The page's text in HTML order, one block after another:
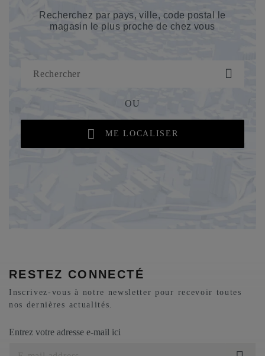
Recherchez par pays, ville, code postal le
magasin le plus proche de chez vous
OU
ME LOCALISER
RESTEZ CONNECTÉ
Inscrivez-vous à notre newsletter pour recevoir toutes
nos dernières actualités.
Entrez votre adresse e-mail ici